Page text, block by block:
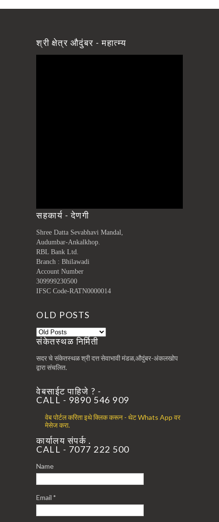
श्री क्षेत्र औदुंबर - महात्म्य
सहकार्य - देणगी
Shree Datta Sevabhavi Mandal,
Audumbar-Ankalkhop.
RBL Bank Ltd.
Branch : Bhilawadi
Account Number
309999230500
IFSC Code-RATN0000014
OLD POSTS
संकेतस्थळ निर्मिती
सदर चे संकेतस्थळ श्री दत्त सेवाभावी मंडळ,औदुंबर-अंकलखोप
द्वारा संचलित.
वेबसाईट पाहिजे ? -
CALL - 9890 546 909
वेब पोर्टल करिता इथे क्लिक करून - थेट Whats App वर
मेसेज करा.
कार्यालय संपर्क .
CALL - 7077 222 500
Name
Email *